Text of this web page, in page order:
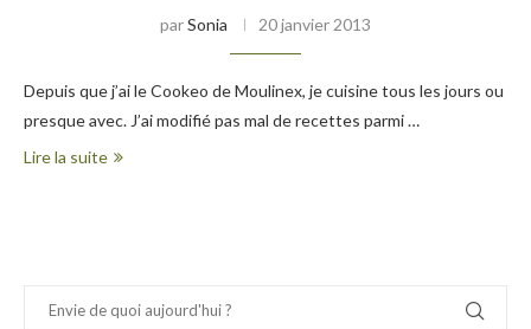
parSonia 20 janvier 2013
Depuis que j’ai le Cookeo de Moulinex, je cuisine tous les jours ou
presque avec. J’ai modifié pas mal de recettes parmi …
Lire la suite